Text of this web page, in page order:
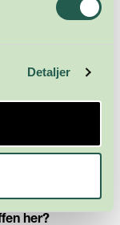
Detaljer
på Q25, er
i år. Det er det
her?
etter hvert
tidstypisk, for
her?